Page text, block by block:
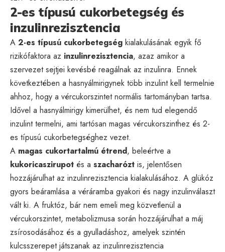
2-es típusú cukorbetegség és
inzulinrezisztencia
A 2-es típusú cukorbetegség kialakulásának egyik fő
rizikófaktora az inzulinrezisztencia, azaz amikor a
szervezet sejtjei kevésbé reagálnak az inzulinra. Ennek
következtében a hasnyálmirigynek több inzulint kell termelnie
ahhoz, hogy a vércukorszintet normális tartományban tartsa.
Idővel a hasnyálmirigy kimerülhet, és nem tud elegendő
inzulint termelni, ami tartósan magas vércukorszinthez és 2-
es típusú cukorbetegséghez vezet.
A magas cukortartalmú étrend, beleértve a
kukoricaszirupot és a szacharózt is, jelentősen
hozzájárulhat az inzulinrezisztencia kialakulásához. A glükóz
gyors beáramlása a véráramba gyakori és nagy inzulinválaszt
vált ki. A fruktóz, bár nem emeli meg közvetlenül a
vércukorszintet, metabolizmusa során hozzájárulhat a máj
zsírosodásához és a gyulladáshoz, amelyek szintén
kulcsszerepet játszanak az inzulinrezisztencia